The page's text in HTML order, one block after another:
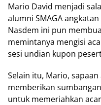
Mario David menjadi
alumni SMAGA
Nasdem ini pun
memintanya mengisi
sesi undian kupon
Selain itu, Mario,
memberikan
untuk memeriahkan